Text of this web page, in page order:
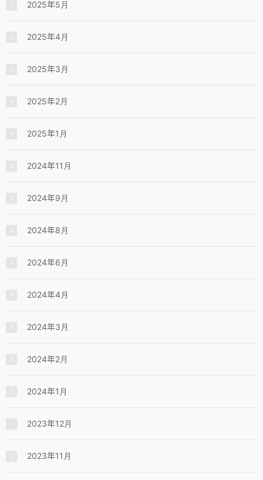
2025年5月
2025年4月
2025年3月
2025年2月
2025年1月
2024年11月
2024年9月
2024年8月
2024年6月
2024年4月
2024年3月
2024年2月
2024年1月
2023年12月
2023年11月